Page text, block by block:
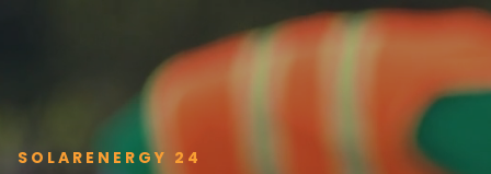
SOLARENERGY 24